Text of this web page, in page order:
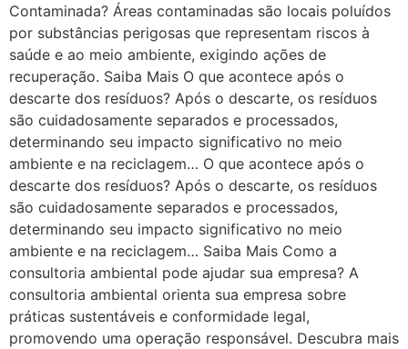
Contaminada? Áreas contaminadas são locais poluídos
por substâncias perigosas que representam riscos à
saúde e ao meio ambiente, exigindo ações de
recuperação. Saiba Mais O que acontece após o
descarte dos resíduos? Após o descarte, os resíduos
são cuidadosamente separados e processados,
determinando seu impacto significativo no meio
ambiente e na reciclagem… O que acontece após o
descarte dos resíduos? Após o descarte, os resíduos
são cuidadosamente separados e processados,
determinando seu impacto significativo no meio
ambiente e na reciclagem… Saiba Mais Como a
consultoria ambiental pode ajudar sua empresa? A
consultoria ambiental orienta sua empresa sobre
práticas sustentáveis e conformidade legal,
promovendo uma operação responsável. Descubra mais